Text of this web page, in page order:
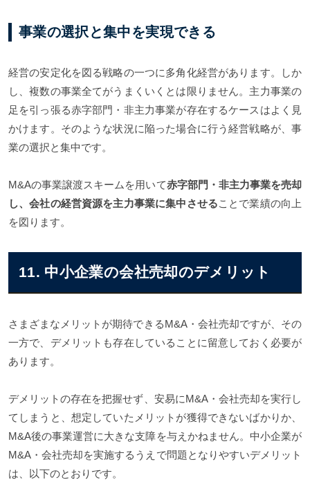
事業の選択と集中を実現できる
経営の安定化を図る戦略の一つに多角化経営があります。しか
し、複数の事業全てがうまくいくとは限りません。主力事業の
足を引っ張る赤字部門・非主力事業が存在するケースはよく見
かけます。そのような状況に陥った場合に行う経営戦略が、事
業の選択と集中です。
M&Aの事業譲渡スキームを用いて赤字部門・非主力事業を売却
し、会社の経営資源を主力事業に集中させることで業績の向上
を図ります。
11. 中小企業の会社売却のデメリット
さまざまなメリットが期待できるM&A・会社売却ですが、その
一方で、デメリットも存在していることに留意しておく必要が
あります。
デメリットの存在を把握せず、安易にM&A・会社売却を実行し
てしまうと、想定していたメリットが獲得できないばかりか、
M&A後の事業運営に大きな支障を与えかねません。中小企業が
M&A・会社売却を実施するうえで問題となりやすいデメリット
は、以下のとおりです。